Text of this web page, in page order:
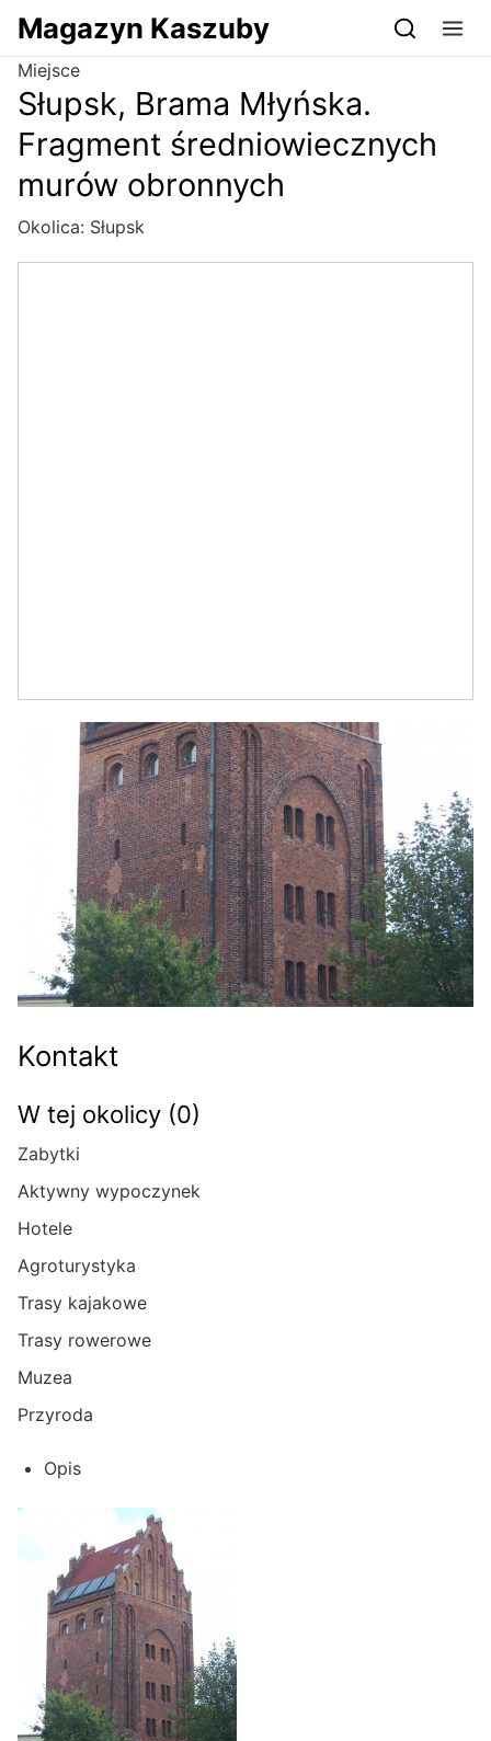
Przejdź do serwisu magazynkaszuby.pl
Magazyn Kaszuby
Miejsce
Słupsk, Brama Młyńska.
Fragment średniowiecznych
murów obronnych
Okolica: Słupsk
Kontakt
W tej okolicy (0)
Zabytki
Aktywny wypoczynek
Hotele
Agroturystyka
Trasy kajakowe
Trasy rowerowe
Muzea
Przyroda
Opis